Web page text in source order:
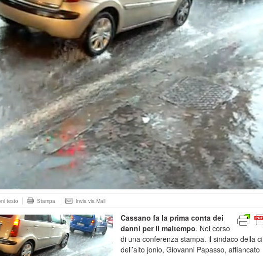
testo Stampa Invia via Mail
Cassano fa la prima conta dei
danni per il maltempo. Nel corso
di una conferenza stampa. il sindaco della
dell’alto jonio, Giovanni Papasso, affiancato